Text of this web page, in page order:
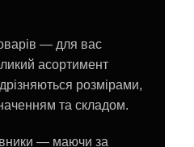
— для вас
асортимент
розмірами,
та складом.
— маючи за